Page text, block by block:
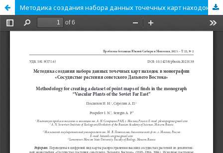
Методика создания набора данных точечных карт находок в монографии «Сосудистые растения советского Дальнего Востока»